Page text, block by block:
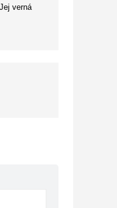
verná